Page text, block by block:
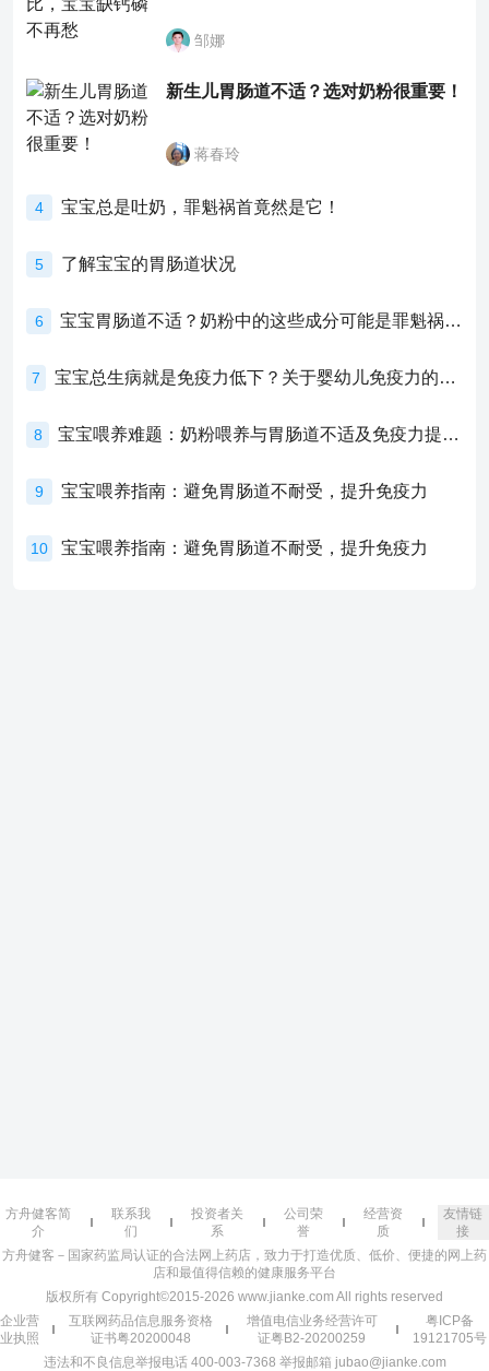
邹娜
新生儿胃肠道不适？选对奶粉很重要！
蒋春玲
4 宝宝总是吐奶，罪魁祸首竟然是它！
5 了解宝宝的胃肠道状况
6 宝宝胃肠道不适？奶粉中的这些成分可能是罪魁祸首！
7 宝宝总生病就是免疫力低下？关于婴幼儿免疫力的真相，家长必须了解！
8 宝宝喂养难题：奶粉喂养与胃肠道不适及免疫力提升的奥秘
9 宝宝喂养指南：避免胃肠道不耐受，提升免疫力
10 宝宝喂养指南：避免胃肠道不耐受，提升免疫力
方舟健客简
介
联系我
们
投资者关
系
公司荣
誉
经营资
质
友情链
接
方舟健客－国家药监局认证的合法网上药店，致力于打造优质、低价、便捷的网上药
店和最值得信赖的健康服务平台
版权所有 Copyright©2015-2026 www.jianke.com All rights reserved
企业营
业执照
互联网药品信息服务资格
证书粤20200048
增值电信业务经营许可
证粤B2-20200259
粤ICP备
19121705号
违法和不良信息举报电话 400-003-7368 举报邮箱 jubao@jianke.com